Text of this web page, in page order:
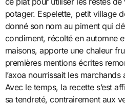
potager. Espelette, petit village
donné son nom au piment qui
condiment, récolté en automne
maisons, apporte une chaleur
premières mentions écrites
l’axoa nourrissait les
Avec le temps, la recette s’est
sa tendreté, contrairement aux